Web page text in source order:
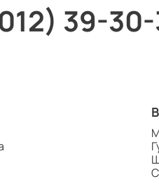
39-